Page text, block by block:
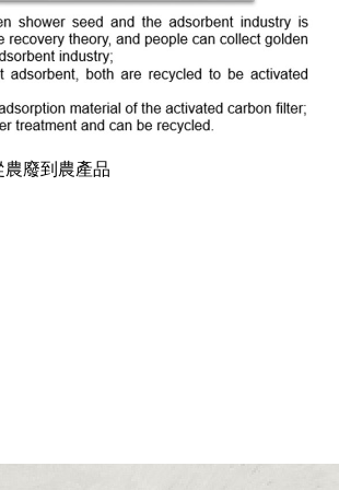
農廢到農產品